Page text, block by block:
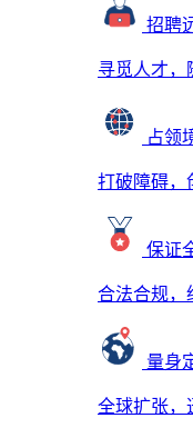
招聘
寻觅人才，
占领
打破障碍，
保证
合法合规，
量身
全球扩张，